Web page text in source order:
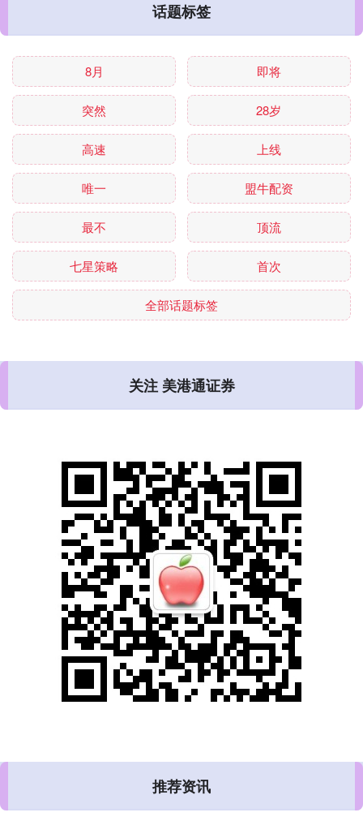
话题标签
8月 即将
突然 28岁
高速 上线
唯一 盟牛配资
最不 顶流
七星策略 首次
全部话题标签
关注 美港通证券
推荐资讯